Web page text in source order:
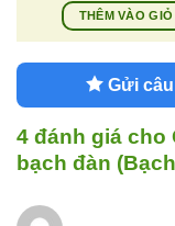
200.000 VND.
THÊM VÀO GIỎ
Gửi
4 đánh giá cho
bạch đàn